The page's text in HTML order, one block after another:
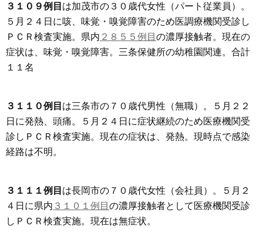
３１０９例目 は加茂市の３０歳代女性（パート従業員）。
５月２４日に咳、味覚・嗅覚障害のため医調療機関受診し
ＰＣＲ検査実施。県内 ２８５５例目 の濃厚接触者。現在の
症状は、味覚・嗅覚障害。三条保健所の幼稚園関連。合計
１１名
３１１０例目 は三条市の７０歳代男性（無職）。５月２２
日に発熱、頭痛。５月２４日に症状継続のため医療機関受
診しＰＣＲ検査実施。現在の症状は、発熱。現時点で感染
経路は不明。
３１１１例目 は長岡市の７０歳代女性（会社員）。５月２
４日に県内 ３１０１例目 の濃厚接触者として医療機関受診
しＰＣＲ検査実施。現在は無症状。